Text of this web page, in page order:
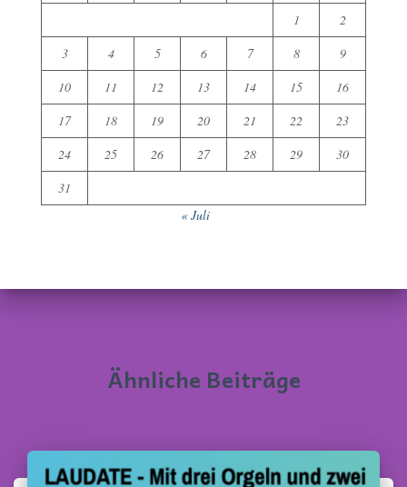
1
2
3
4 5 6 7 8
9
10
11 12 13 14 15
16
17
18 19 20 21 22
23
24
25 26 27 28 29
30
31
« Juli
Ähnliche Beiträge